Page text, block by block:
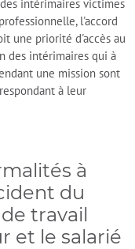
intérimaires victimes
l'accord
une priorité d'accès au
des intérimaires qui à
une mission sont
à leur
à
du
travail
et le salarié